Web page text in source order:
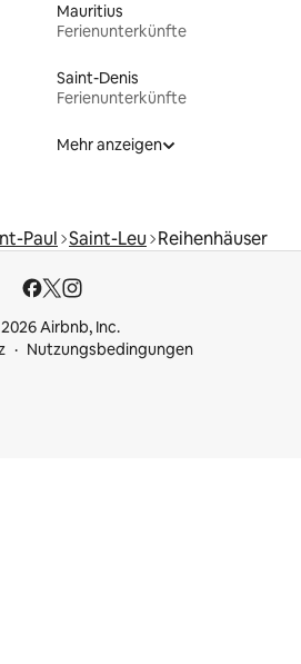
Mauritius
Ferienunterkünfte
Saint-Denis
Ferienunterkünfte
Mehr anzeigen
Paul Saint-Leu Reihenhäuser
Airbnb, Inc.
Nutzungsbedingungen